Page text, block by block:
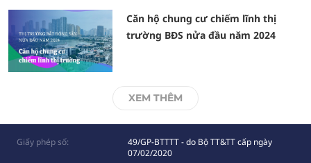
Căn hộ chung cư chiếm lĩnh thị
trường BĐS nửa đầu năm 2024
XEM THÊM
Giấy phép số:
49/GP-BTTTT - do Bộ TT&TT cấp ngày
07/02/2020